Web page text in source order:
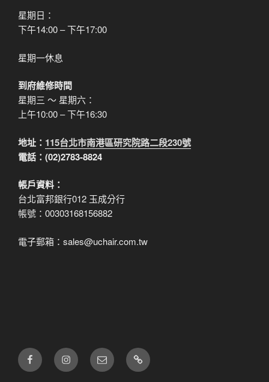
星期日：
下午14:00 – 下午17:00
星期一休息
到府維修時間
星期三 ～ 星期六：
上午10:00 – 下午16:30
地址： 115台北市南港區研究院路二段230號
電話：(02)2783-8824
帳戶資料：
台北富邦銀行012 玉成分行
帳號：00303168156882
電子郵箱：sales@uchair.com.tw
FB IG
電
子
LINE